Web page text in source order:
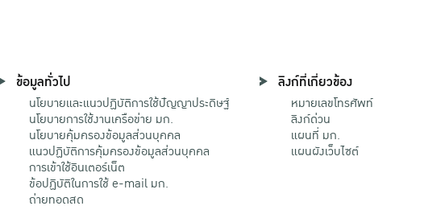
ข้อมูลทั่วไป
นโยบายและแนวปฏิบัติการใช้ปัญญาประดิษฐ์
นโยบายการใช้งานเครือข่าย มก.
นโยบายคุ้มครองข้อมูลส่วนบุคคล
แนวปฏิบัติการคุ้มครองข้อมูลส่วนบุคคล
การเข้าใช้อินเตอร์เน็ต
ข้อปฏิบัติในการใช้ e-mail มก.
ถ่ายทอดสด
ลิงก์ที่เกี่ยวข้อง
หมายเลขโทรศัพท์
ลิงก์ด่วน
แผนที่ มก.
แผนผังเว็บไซต์